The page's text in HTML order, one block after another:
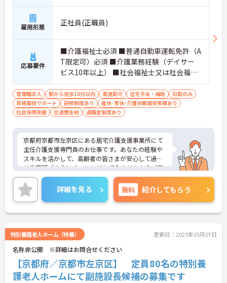
雇用形態 正社員(正職員)
応募要件
■介護福祉士必須 ■普通自動車運転免許（A
T限定可）必須 ■介護業務経験（デイサー
ビス10年以上） ■社会福祉士又は社会福祉
主事任用あれば優遇
管理職求人 駅から徒歩10分以内 車通勤可 住宅手当・補助
日勤のみ
資格取得サポート
研修制度あり
産休･育休･介護休暇取得実績あり
社会保険完備
交通費支給 退職金制度あり
京都府京都市左京区にある居宅介護支援事業所にて
主任介護支援専門員のお仕事です。あなたの経験や
スキルを活かして、高齢者の皆さまが安心して過ご
せる空間づくりにチャレンジしてみませんか？ご興
味ある方には、面接対策ポイントなど、さらに詳細
をお話しいたしますのでお気軽にご相談ください。
詳細を見る 無料 紹介してもらう
特別養護老人ホーム（特養） 更新日：2025年05月07日
名称非公開 ※詳細はお問合せください
【京都府／京都市左京区】 定員80名の特別養
護老人ホームにて副施設長候補の募集です